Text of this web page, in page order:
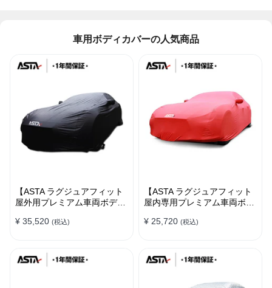
車用ボディカバーの人気商品
【ASTA ラグジュアフィット
屋外用プレミアム車両ボディ
ーメイド 高級感 裏起毛車カ
¥ 35,520 (税込)
【ASTA ラグジュアフィット
屋内専用プレミアム車両ボデ
高級生地 柔かい 裏起毛車カ
¥ 25,720 (税込)